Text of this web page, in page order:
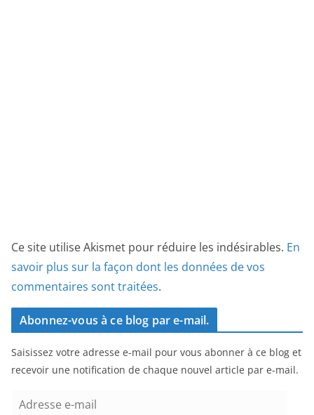
Ce site utilise Akismet pour réduire les indésirables. En
savoir plus sur la façon dont les données de vos
commentaires sont traitées.
Abonnez-vous à ce blog par e-mail.
Saisissez votre adresse e-mail pour vous abonner à ce blog et
recevoir une notification de chaque nouvel article par e-mail.